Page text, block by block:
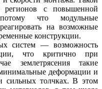
регионов с повышенной
потому что модульные
на возможные
конструкции.
систем — возможность
что критично при
землетрясения такие
деформации и
сильных толчках. В этом